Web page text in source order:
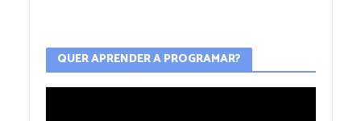
QUER APRENDER A PROGRAMAR?